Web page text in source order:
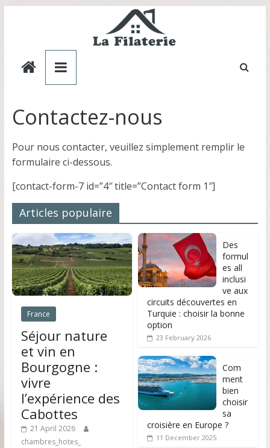
La
FR
Contactez-nous
Pour nous contacter, veuillez simplement remplir le
formulaire ci-dessous.
[contact-form-7 id=”4″ title=”Contact form 1″]
Articles populaire
France
Séjour nature
et vin en
Bourgogne :
vivre
l’expérience des
Cabottes
21 April 2026
chambres_hotes_
Des
formul
es all
inclusi
ve aux
circuits découvertes en
Turquie : choisir la bonne
option
23 February 2026
Com
ment
bien
choisir
sa
croisière en Europe ?
11 December 2025